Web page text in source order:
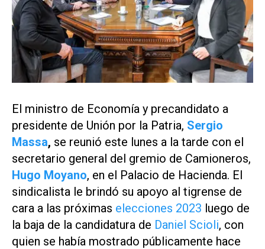
El ministro de Economía y precandidato a
presidente de Unión por la Patria, Sergio
Massa, se reunió este lunes a la tarde con el
secretario general del gremio de Camioneros,
Hugo Moyano, en el Palacio de Hacienda. El
sindicalista le brindó su apoyo al tigrense de
cara a las próximas elecciones 2023 luego de
la baja de la candidatura de Daniel Scioli, con
quien se había mostrado públicamente hace